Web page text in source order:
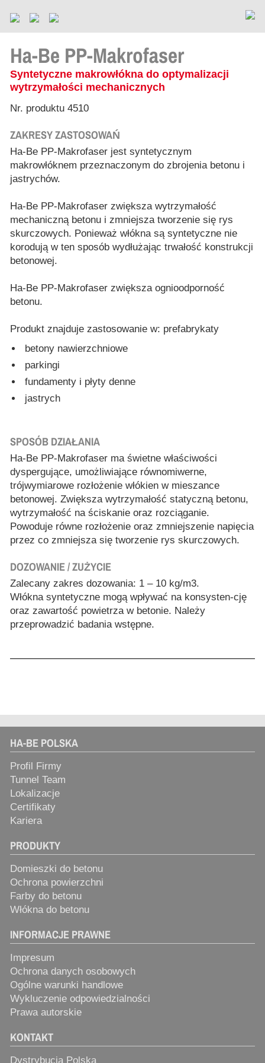
Ha-Be PP-Makrofaser
Syntetyczne makrowłókna do optymalizacji
wytrzymałości mechanicznych
Nr. produktu 4510
ZAKRESY ZASTOSOWAŃ
Ha-Be PP-Makrofaser jest syntetycznym
makrowłóknem przeznaczonym do zbrojenia betonu i
jastrychów.
Ha-Be PP-Makrofaser zwiększa wytrzymałość
mechaniczną betonu i zmniejsza tworzenie się rys
skurczowych. Ponieważ włókna są syntetyczne nie
korodują w ten sposób wydłużając trwałość konstrukcji
betonowej.
Ha-Be PP-Makrofaser zwiększa ognioodporność
betonu.
Produkt znajduje zastosowanie w: prefabrykaty
betony nawierzchniowe
parkingi
fundamenty i płyty denne
jastrych
SPOSÓB DZIAŁANIA
Ha-Be PP-Makrofaser ma świetne właściwości
dyspergujące, umożliwiające równomiwerne,
trójwymiarowe rozłożenie włókien w mieszance
betonowej. Zwiększa wytrzymałość statyczną betonu,
wytrzymałość na ściskanie oraz rozciąganie.
Powoduje równe rozłożenie oraz zmniejszenie napięcia
przez co zmniejsza się tworzenie rys skurczowych.
DOZOWANIE / ZUŻYCIE
Zalecany zakres dozowania: 1 – 10 kg/m3.
Włókna syntetyczne mogą wpływać na konsysten-cję
oraz zawartość powietrza w betonie. Należy
przeprowadzić badania wstępne.
HA-BE POLSKA
Profil Firmy
Tunnel Team
Lokalizacje
Certifikaty
Kariera
PRODUKTY
Domieszki do betonu
Ochrona powierzchni
Farby do betonu
Włókna do betonu
INFORMACJE PRAWNE
Impresum
Ochrona danych osobowych
Ogólne warunki handlowe
Wykluczenie odpowiedzialności
Prawa autorskie
KONTAKT
Dystrybucja Polska